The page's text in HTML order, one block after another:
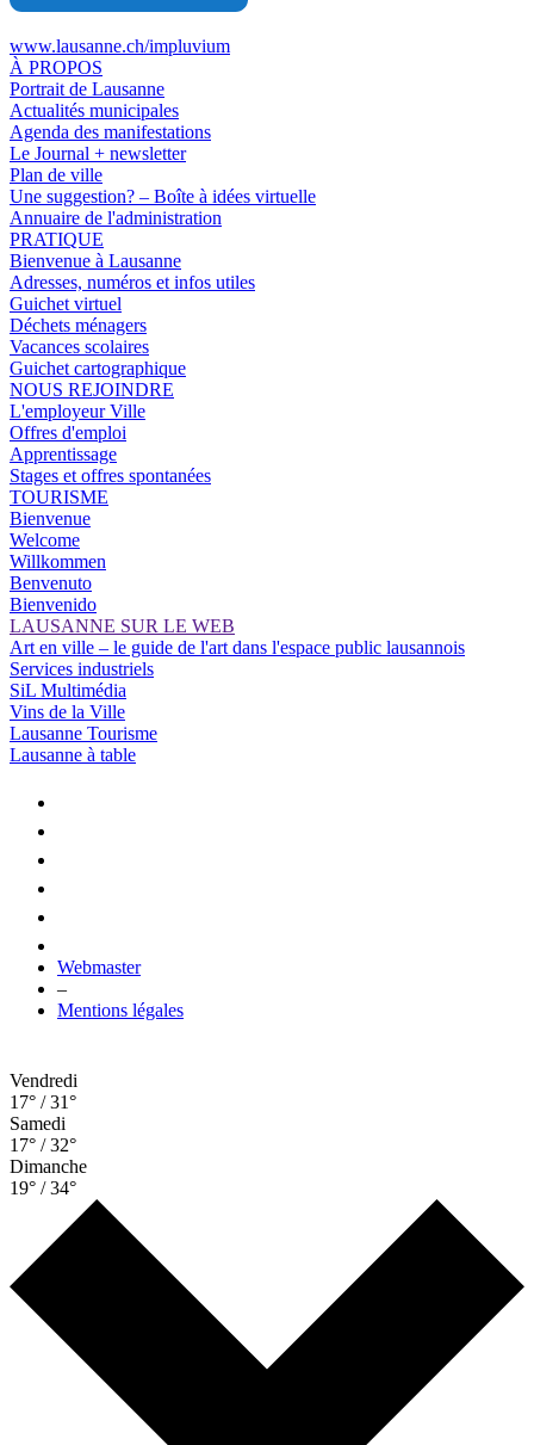
www.lausanne.ch/impluvium
À PROPOS
Portrait de Lausanne
Actualités municipales
Agenda des manifestations
Le Journal + newsletter
Plan de ville
Une suggestion? – Boîte à idées virtuelle
Annuaire de l'administration
PRATIQUE
Bienvenue à Lausanne
Adresses, numéros et infos utiles
Guichet virtuel
Déchets ménagers
Vacances scolaires
Guichet cartographique
NOUS REJOINDRE
L'employeur Ville
Offres d'emploi
Apprentissage
Stages et offres spontanées
TOURISME
Bienvenue
Welcome
Willkommen
Benvenuto
Bienvenido
LAUSANNE SUR LE WEB
Art en ville – le guide de l'art dans l'espace public lausannois
Services industriels
SiL Multimédia
Vins de la Ville
Lausanne Tourisme
Lausanne à table
Webmaster
–
Mentions légales
Vendredi
17° / 31°
Samedi
17° / 32°
Dimanche
19° / 34°